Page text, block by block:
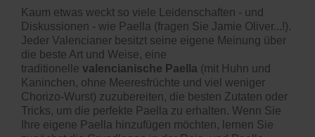
Kaum etwas weckt so viele Leidenschaften - und
Diskussionen - wie Paella (fragen Sie Jamie Oliver...!).
Jeder Valencianer besitzt seine eigene Meinung über
die beste Art und Weise, eine
traditionelle valencianische Paella (mit Huhn und
Kaninchen, ohne Meeresfrüchte und viel weniger
Chorizo-Wurst) zuzubereiten, die besten Zutaten oder
Tricks, um die perfekte Paella zu erhalten. Wenn Sie
Ihre eigene Paella hinzufügen möchten, lernen Sie